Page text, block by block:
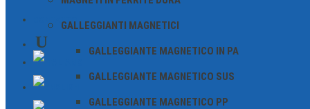
CONTATTOGALLEGGIANTI MAGNETICI
GALLEGGIANTE MAGNETICO IN PA
GALLEGGIANTE MAGNETICO SUS
GALLEGGIANTE MAGNETICO PP
robusti galleggianti magnetici in acciaio
inossidabile (SUS304 e SUS316L), sviluppati
specificamente per l’uso in ambienti
aggressivi e in condizioni di temperatura